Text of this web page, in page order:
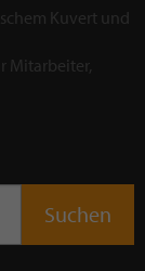
Mitarbeiter,